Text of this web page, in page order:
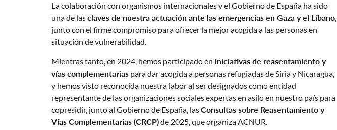
La colaboración con organismos internacionales y el Gobierno de España ha sido
una de lasclaves de nuestra actuación ante las emergencias en Gaza y el Líbano,
junto con el firme compromiso para ofrecer la mejor acogida a las personas en
situación de vulnerabilidad.
Mientras tanto, en 2024, hemos participado en iniciativas de reasentamiento y
vías complementarias para dar acogida a personas refugiadas de Siria y Nicaragua,
y hemos visto reconocida nuestra labor al ser designados como entidad
representante de las organizaciones sociales expertas en asilo en nuestro país para
copresidir, junto al Gobierno de España, lasConsultas sobre Reasentamiento y
Vías Complementarias (CRCP)de 2025, que organiza ACNUR.